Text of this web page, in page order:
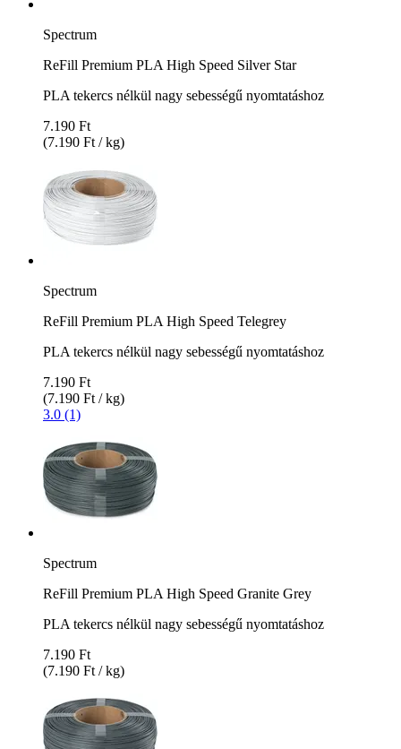
Spectrum
ReFill Premium PLA High Speed Silver Star
PLA tekercs nélkül nagy sebességű nyomtatáshoz
7.190 Ft
(7.190 Ft / kg)
Spectrum
ReFill Premium PLA High Speed Telegrey
PLA tekercs nélkül nagy sebességű nyomtatáshoz
7.190 Ft
(7.190 Ft / kg)
3.0 (1)
Spectrum
ReFill Premium PLA High Speed Granite Grey
PLA tekercs nélkül nagy sebességű nyomtatáshoz
7.190 Ft
(7.190 Ft / kg)